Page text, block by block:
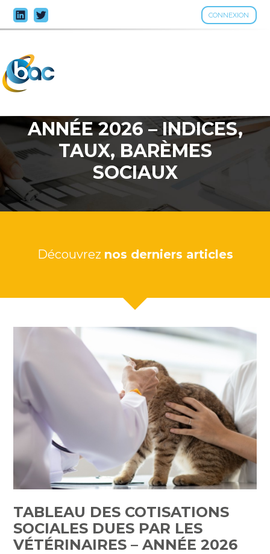
CONNEXION
Aller
au
ANNÉE 2026 – INDICES,
TAUX, BARÈMES
SOCIAUX
Découvrez nos derniers articles
TABLEAU DES COTISATIONS
SOCIALES DUES PAR LES
VÉTÉRINAIRES – ANNÉE 2026